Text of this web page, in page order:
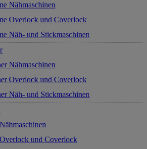
Nähmaschinen
Overlock und Coverlock
Näh- und Stickmaschinen
Nähmaschinen
Overlock und Coverlock
Näh- und Stickmaschinen
und Coverlock